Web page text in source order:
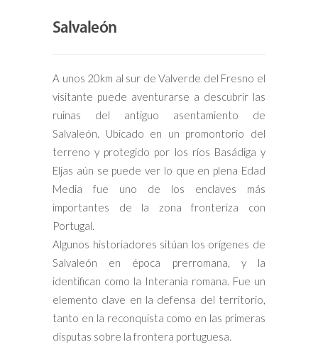
Salvaleón
A unos 20km al sur de Valverde del Fresno el
visitante puede aventurarse a descubrir las
ruinas del antiguo asentamiento de
Salvaleón. Ubicado en un promontorio del
terreno y protegido por los ríos Basádiga y
Eljas aún se puede ver lo que en plena Edad
Media fue uno de los enclaves más
importantes de la zona fronteriza con
Portugal.
Algunos historiadores sitúan los orígenes de
Salvaleón en época prerromana, y la
identifican como la Interania romana. Fue un
elemento clave en la defensa del territorio,
tanto en la reconquista como en las primeras
disputas sobre la frontera portuguesa.